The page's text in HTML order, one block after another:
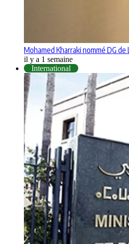
Mohamed Kharraki nommé DG
il y a 1 semaine
International